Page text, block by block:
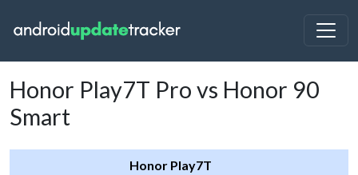
Honor Play7T Pro vs Honor 90
Smart
Honor Play7T